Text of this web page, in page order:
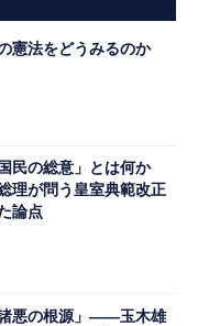
憲法をどうみるのか
民の総意」とは何か
が問う皇室典範改正
論点
諸悪の根源」――玉木雄